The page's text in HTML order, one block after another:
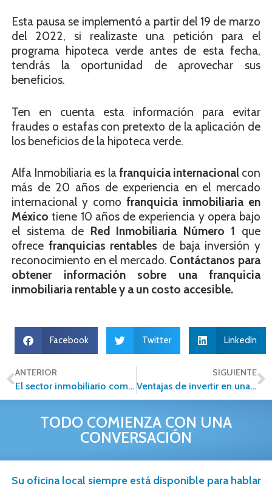
Esta pausa se implementó a partir del 19 de marzo
del 2022, si realizaste una petición para el
programa hipoteca verde antes de esta fecha,
tendrás la oportunidad de aprovechar sus
beneficios.
Ten en cuenta esta información para evitar
fraudes o estafas con pretexto de la aplicación de
los beneficios de la hipoteca verde.
Alfa Inmobiliaria es lafranquicia internacionalcon
más de 20 años de experiencia en el mercado
internacional y como franquicia inmobiliaria en
México tiene 10 años de experiencia y opera bajo
el sistema de Red Inmobiliaria Número 1 que
ofrece franquicias rentables de baja inversión y
reconocimiento en el mercado. Contáctanos para
obtener información sobre una franquicia
inmobiliaria rentable y a un costo accesible.
Facebook Twitter LinkedIn
ANTERIOR
El sector inmobiliario comienza a ver las ventajas del blockchain
SIGUIENTE
Ventajas de invertir en una franquicia
TODO COMIENZA CON UNA
CONVERSACIÓN
Su oficina local siempre está disponible para hablar